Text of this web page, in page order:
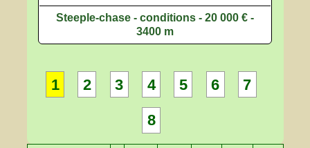
Steeple-chase - conditions - 20 000 € -
3400 m
1 2 3 4 5 6 7
8